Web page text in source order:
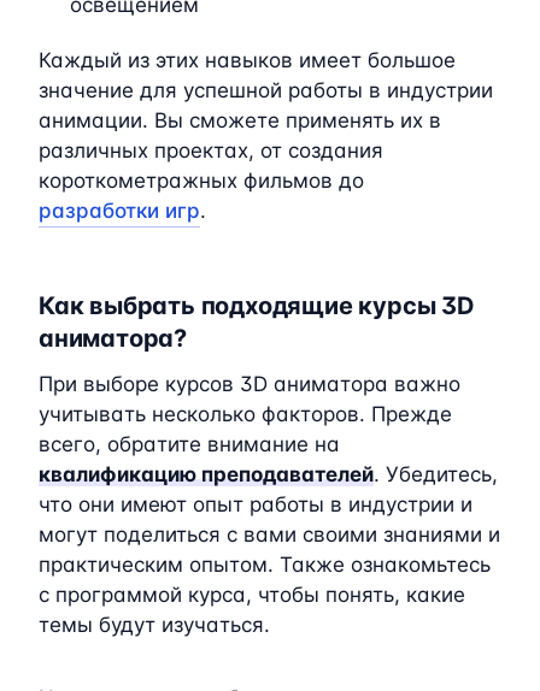
Каждый из этих навыков имеет большое
значение для успешной работы в индустрии
анимации. Вы сможете применять их в
различных проектах, от создания
короткометражных фильмов до
разработки игр.
Как выбрать подходящие курсы 3D
аниматора?
При выборе курсов 3D аниматора важно
учитывать несколько факторов. Прежде
всего, обратите внимание на
квалификацию преподавателей. Убедитесь,
что они имеют опыт работы в индустрии и
могут поделиться с вами своими знаниями и
практическим опытом. Также ознакомьтесь
с программой курса, чтобы понять, какие
темы будут изучаться.